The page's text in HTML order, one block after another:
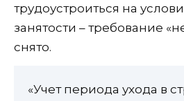
трудоустроиться на
занятости – требование
снято.
«Учет периода ухода в